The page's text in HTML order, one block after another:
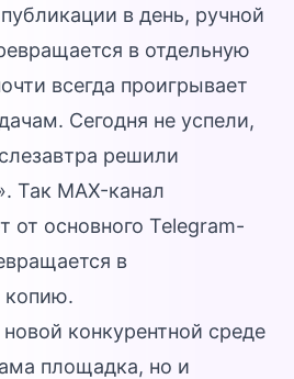
в день, ручной
в отдельную
всегда проигрывает
Сегодня не успели,
решили
Так MAX-канал
от основного Telegram-
в
копию.
конкурентной среде
площадка, но и